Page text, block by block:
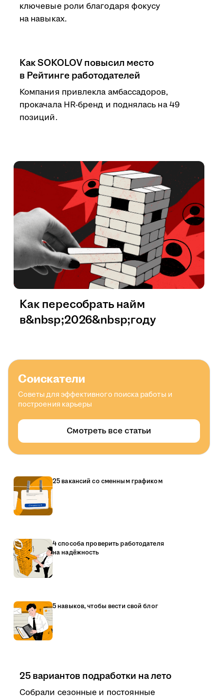
ключевые роли благодаря фокусу
на навыках.
Как SOKOLOV повысил место
в Рейтинге работодателей
Компания привлекла амбассадоров,
прокачала HR-бренд и поднялась на 49
позиций.
Как пересобрать найм
в&nbsp;2026&nbsp;году
Соискатели
Советы для эффективного поиска работы и
построения карьеры
Смотреть все статьи
25 вакансий со сменным графиком
4 способа проверить работодателя
на надёжность
5 навыков, чтобы вести свой блог
25 вариантов подработки на лето
Собрали сезонные и постоянные